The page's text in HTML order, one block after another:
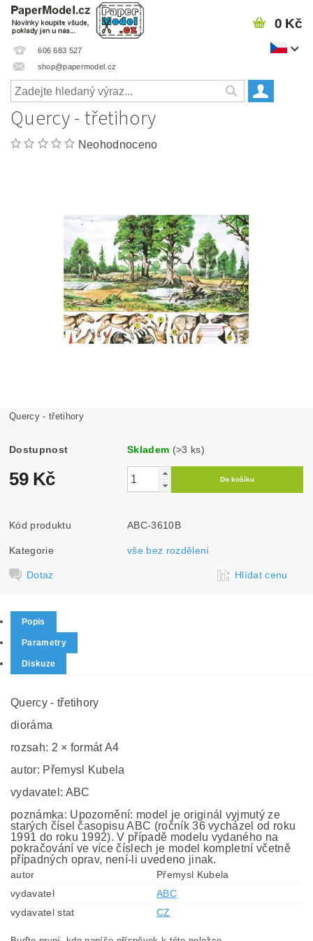
606 683 527
shop@papermodel.cz
0 Kč
Quercy - třetihory
Neohodnoceno
Quercy - třetihory
Dostupnost Skladem (>3 ks)
59 Kč
Kód produktu ABC-3610B
Kategorie vše bez rozdělení
Dotaz Hlídat cenu
Popis
Parametry
Diskuze
Quercy - třetihory
dioráma
rozsah: 2 × formát A4
autor: Přemysl Kubela
vydavatel: ABC
poznámka: Upozornění: model je originál vyjmutý ze
starých čísel časopisu ABC (ročník 36 vycházel od roku
1991 do roku 1992). V případě modelu vydaného na
pokračování ve více číslech je model kompletní včetně
případných oprav, není-li uvedeno jinak.
autor
Přemysl Kubela
vydavatel
ABC
vydavatel stat
CZ